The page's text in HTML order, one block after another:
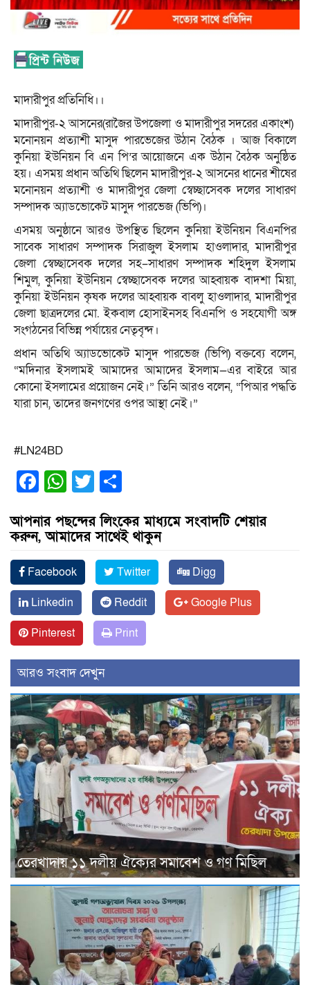
মাদারীপুর প্রতিনিধি।।
মাদারীপুর-২ আসনের(রাজৈর উপজেলা ও মাদারীপুর সদরের একাংশ)
মনোনয়ন প্রত্যাশী মাসুদ পারভেজের উঠান বৈঠক । আজ বিকালে
কুনিয়া ইউনিয়ন বি এন পি’র আয়োজনে এক উঠান বৈঠক অনুষ্ঠিত
হয়। এসময় প্রধান অতিথি ছিলেন মাদারীপুর-২ আসনের ধানের শীষের
মনোনয়ন প্রত্যাশী ও মাদারীপুর জেলা স্বেচ্ছাসেবক দলের সাধারণ
সম্পাদক অ্যাডভোকেট মাসুদ পারভেজ (ভিপি)।
এসময় অনুষ্ঠানে আরও উপস্থিত ছিলেন কুনিয়া ইউনিয়ন বিএনপির
সাবেক সাধারণ সম্পাদক সিরাজুল ইসলাম হাওলাদার, মাদারীপুর
জেলা স্বেচ্ছাসেবক দলের সহ–সাধারণ সম্পাদক শহিদুল ইসলাম
শিমুল, কুনিয়া ইউনিয়ন স্বেচ্ছাসেবক দলের আহ্বায়ক বাদশা মিয়া,
কুনিয়া ইউনিয়ন কৃষক দলের আহ্বায়ক বাবলু হাওলাদার, মাদারীপুর
জেলা ছাত্রদলের মো. ইকবাল হোসাইনসহ বিএনপি ও সহযোগী অঙ্গ
সংগঠনের বিভিন্ন পর্যায়ের নেতৃবৃন্দ।
প্রধান অতিথি অ্যাডভোকেট মাসুদ পারভেজ (ভিপি) বক্তব্যে বলেন,
“মদিনার ইসলামই আমাদের আমাদের ইসলাম—এর বাইরে আর
কোনো ইসলামের প্রয়োজন নেই।” তিনি আরও বলেন, “পিআর পদ্ধতি
যারা চান, তাদের জনগণের ওপর আস্থা নেই।”
#LN24BD
Facebook
WhatsApp
Twitter
আপনার পছন্দের লিংকের মাধ্যমে সংবাদটি শেয়ার
করুন, আমাদের সাথেই থাকুন
Facebook Twitter
Digg
Linkedin
Reddit
Google Plus
Pinterest
Print
আরও সংবাদ দেখুন
তেরখাদায় ১১ দলীয় ঐক্যের সমাবেশ ও গণ মিছিল